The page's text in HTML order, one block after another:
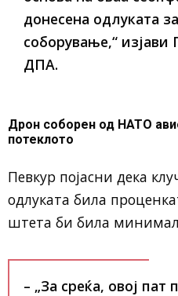
донесена одлуката
соборување,“ изјави
ДПА.
Дрон соборен од НАТО
потеклото
Певкур појасни дека
одлуката била
штета би била
– „За среќа, овој